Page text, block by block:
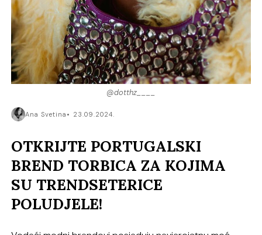
@dotthz____
Ana Svetina 23.09.2024.
OTKRIJTE PORTUGALSKI
BREND TORBICA ZA KOJIMA
SU TRENDSETERICE
POLUDJELE!